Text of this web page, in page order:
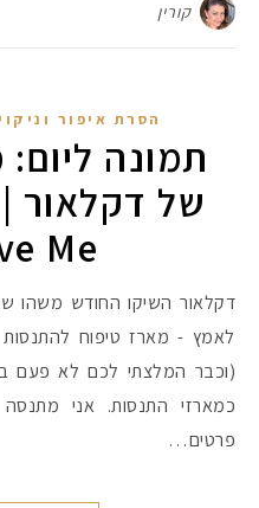
קורין
הסרת איפור וניקוי
תמונה
Me
דקלאור השיקו החודש משהו שאני חושבת שכל המותגים צריכים
לאמץ - מארז טיפוח להתנסות
(וכבר המלצתי לכם לא פעם
כמארזי התנסות. אני
פרטים…